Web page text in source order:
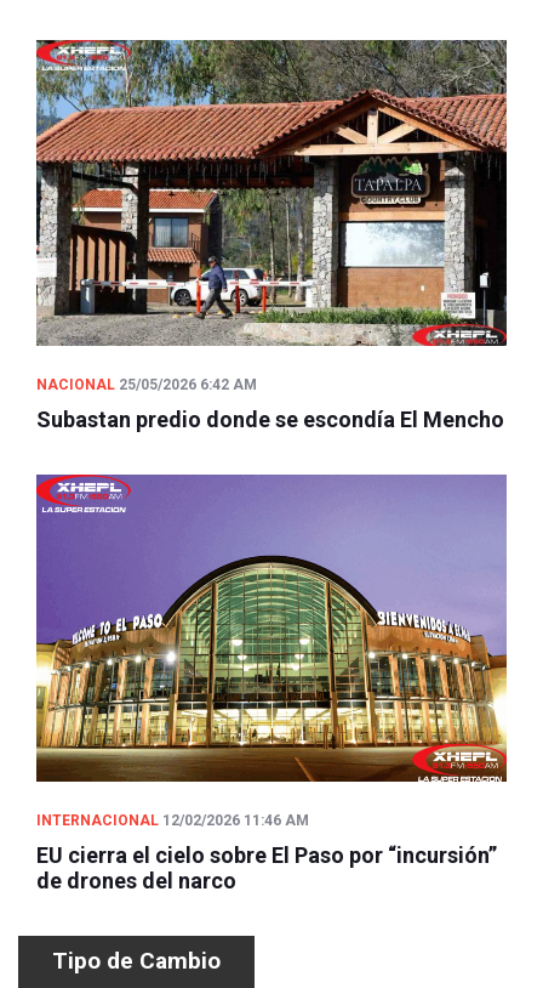
NACIONAL 25/05/2026 6:42 AM
Subastan predio donde se escondía El Mencho
INTERNACIONAL 12/02/2026 11:46 AM
EU cierra el cielo sobre El Paso por “incursión”
de drones del narco
Tipo de Cambio